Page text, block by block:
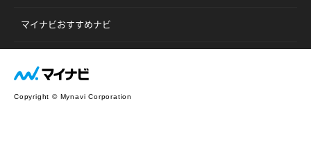
マイナビおすすめナビ
Copyright © Mynavi Corporation